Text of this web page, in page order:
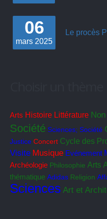
06
mars 2025
Le procès
Arts Histoire Littérature
Société Sciences; Société
Justice Concert Cycle des
Visite Musique Evénement
Archéologie Philosophie Arts
thématique Adidas Religion
Sciences Art et